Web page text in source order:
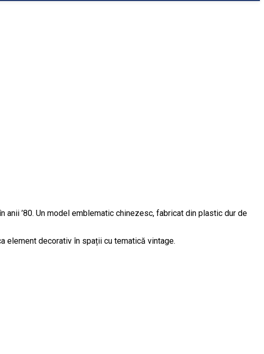
’80. Un model emblematic chinezesc, fabricat din plastic dur de
element decorativ în spații cu tematică vintage.